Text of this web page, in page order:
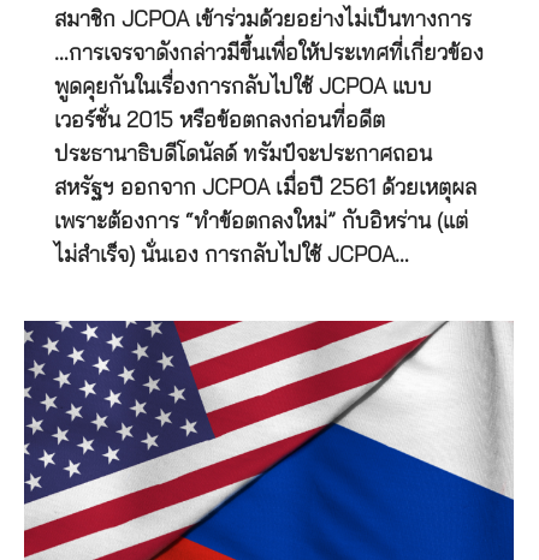
สมาชิก JCPOA เข้าร่วมด้วยอย่างไม่เป็นทางการ
…การเจรจาดังกล่าวมีขึ้นเพื่อให้ประเทศที่เกี่ยวข้อง
พูดคุยกันในเรื่องการกลับไปใช้ JCPOA แบบ
เวอร์ชั่น 2015 หรือข้อตกลงก่อนที่อดีต
ประธานาธิบดีโดนัลด์ ทรัมป์จะประกาศถอน
สหรัฐฯ ออกจาก JCPOA เมื่อปี 2561 ด้วยเหตุผล
เพราะต้องการ “ทำข้อตกลงใหม่” กับอิหร่าน (แต่
ไม่สำเร็จ) นั่นเอง การกลับไปใช้ JCPOA…